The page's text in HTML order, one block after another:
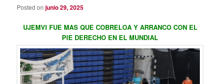
Posted onjunio 29, 2025
UJEMVI FUE MAS QUE COBRELOA Y ARRANCO CON EL
PIE DERECHO EN EL MUNDIAL